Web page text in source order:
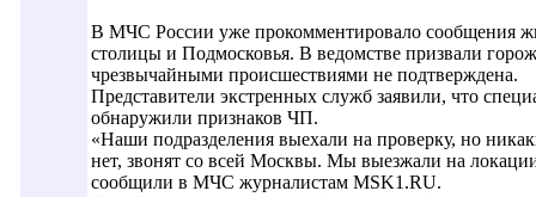
В МЧС России уже прокомментировало сообщения
столицы и Подмосковья. В ведомстве призвали
чрезвычайными происшествиями не подтверждена.
Представители экстренных служб заявили, что
обнаружили признаков ЧП.
«Наши подразделения выехали на проверку, но
нет, звонят со всей Москвы. Мы выезжали на
сообщили в МЧС журналистам MSK1.RU.